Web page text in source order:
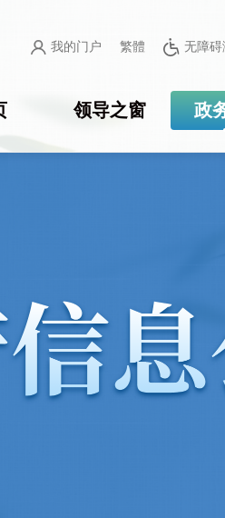
我的门户 繁體 无障碍
领导之窗 政